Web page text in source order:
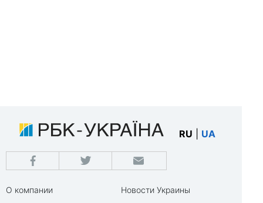
RU UA
О компании
Новости Украины